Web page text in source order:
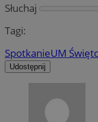
Słuchaj
Tagi:
SpotkanieUM
Udostępnij